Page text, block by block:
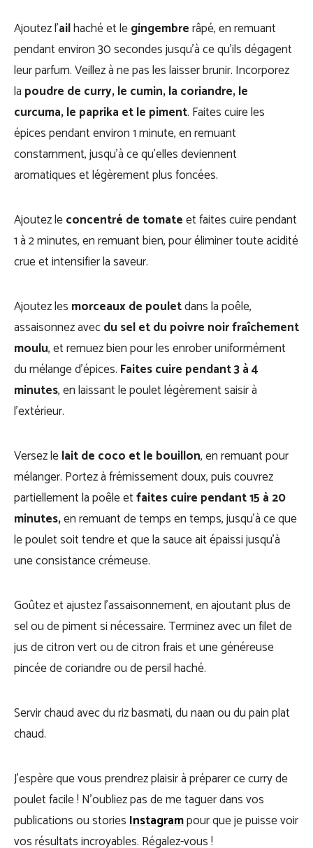
Ajoutez l’ailhaché et legingembrerâpé, en remuant
pendant environ 30 secondes jusqu’à ce qu’ils dégagent
leur parfum. Veillez à ne pas les laisser brunir. Incorporez
la poudre de curry, le cumin, la coriandre, le
curcuma, le paprika et le piment. Faites cuire les
épices pendant environ 1 minute, en remuant
constamment, jusqu’à ce qu’elles deviennent
aromatiques et légèrement plus foncées.
Ajoutez leconcentré de tomateet faites cuire pendant
1 à 2 minutes, en remuant bien, pour éliminer toute acidité
crue et intensifier la saveur.
Ajoutez les morceaux de pouletdans la poêle,
assaisonnez avecdu sel et du poivre noir fraîchement
moulu, et remuez bien pour les enrober uniformément
du mélange d’épices. Faites cuire pendant 3 à 4
minutes, en laissant le poulet légèrement saisir à
l’extérieur.
Versez lelait de coco et le bouillon, en remuant pour
mélanger. Portez à frémissement doux, puis couvrez
partiellement la poêle etfaites cuire pendant 15 à 20
minutes,en remuant de temps en temps, jusqu’à ce que
le poulet soit tendre et que la sauce ait épaissi jusqu’à
une consistance crémeuse.
Goûtez et ajustez l’assaisonnement, en ajoutant plus de
sel ou de piment si nécessaire. Terminez avec un filet de
jus de citron vert ou de citron frais et une généreuse
pincée de coriandre ou de persil haché.
Servir chaud avec du riz basmati, du naan ou du pain plat
chaud.
J’espère que vous prendrez plaisir à préparer ce curry de
poulet facile ! N’oubliez pas de me taguer dans vos
publications ou storiesInstagrampour que je puisse voir
vos résultats incroyables. Régalez-vous !